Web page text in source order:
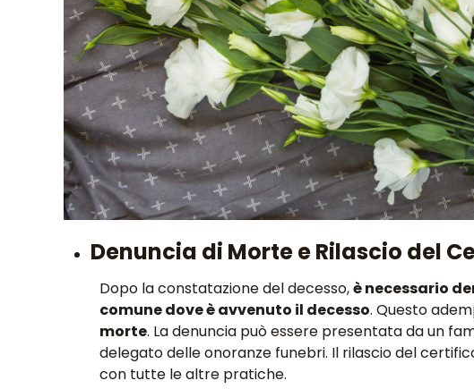
Denuncia di Morte e Rilascio del
Dopo la constatazione del decesso,è necessario
comune dove è avvenuto il decesso. Questo
morte. La denuncia può essere presentata da un
delegato delle onoranze funebri. Il rilascio del
con tutte le altre pratiche.